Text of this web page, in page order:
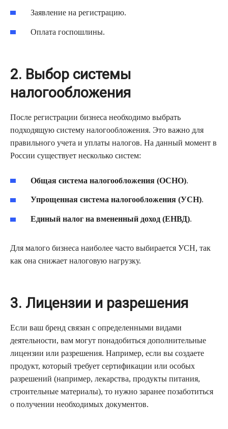
Заявление на регистрацию.
Оплата госпошлины.
2. Выбор системы
налогообложения
После регистрации бизнеса необходимо выбрать
подходящую систему налогообложения. Это важно для
правильного учета и уплаты налогов. На данный момент в
России существует несколько систем:
Общая система налогообложения (ОСНО).
Упрощенная система налогообложения (УСН).
Единый налог на вмененный доход (ЕНВД).
Для малого бизнеса наиболее часто выбирается УСН, так
как она снижает налоговую нагрузку.
3. Лицензии и разрешения
Если ваш бренд связан с определенными видами
деятельности, вам могут понадобиться дополнительные
лицензии или разрешения. Например, если вы создаете
продукт, который требует сертификации или особых
разрешений (например, лекарства, продукты питания,
строительные материалы), то нужно заранее позаботиться
о получении необходимых документов.